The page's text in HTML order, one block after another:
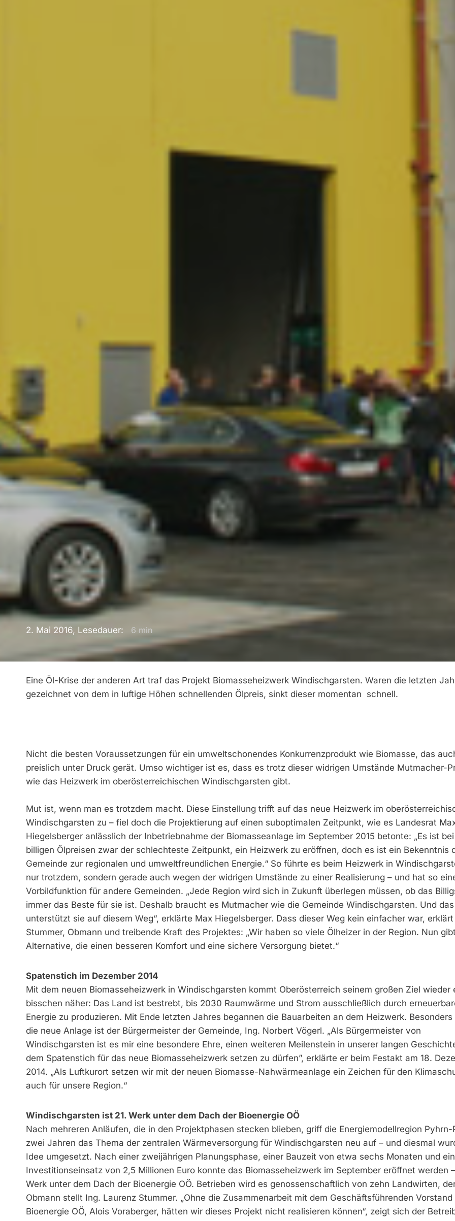
2. Mai 2016, Lesedauer: 6 min
Eine Öl-Krise der anderen Art traf das Projekt Biomasseheizwerk Windischgarsten. Waren die letzten
gezeichnet von dem in luftige Höhen schnellenden Ölpreis, sinkt dieser momentan schnell.
Nicht die besten Voraussetzungen für ein umweltschonendes Konkurrenzprodukt wie Biomasse, das
preislich unter Druck gerät. Umso wichtiger ist es, dass es trotz dieser widrigen Umstände Mutmacher-
wie das Heizwerk im oberösterreichischen Windischgarsten gibt.
Mut ist, wenn man es trotzdem macht. Diese Einstellung trifft auf das neue Heizwerk im
Windischgarsten zu – fiel doch die Projektierung auf einen suboptimalen Zeitpunkt, wie es Landesrat
Hiegelsberger anlässlich der Inbetriebnahme der Biomasseanlage im September 2015 betonte: „Es ist
billigen Ölpreisen zwar der schlechteste Zeitpunkt, ein Heizwerk zu eröffnen, doch es ist ein Bekenntnis
Gemeinde zur regionalen und umweltfreundlichen Energie.“ So führte es beim Heizwerk in
nur trotzdem, sondern gerade auch wegen der widrigen Umstände zu einer Realisierung – und hat so
Vorbildfunktion für andere Gemeinden. „Jede Region wird sich in Zukunft überlegen müssen, ob das
immer das Beste für sie ist. Deshalb braucht es Mutmacher wie die Gemeinde Windischgarsten. Und
unterstützt sie auf diesem Weg“, erklärte Max Hiegelsberger. Dass dieser Weg kein einfacher war,
Stummer, Obmann und treibende Kraft des Projektes: „Wir haben so viele Ölheizer in der Region. Nun
Alternative, die einen besseren Komfort und eine sichere Versorgung bietet.“
Spatenstich im Dezember 2014
Mit dem neuen Biomasseheizwerk in Windischgarsten kommt Oberösterreich seinem großen Ziel wieder
bisschen näher: Das Land ist bestrebt, bis 2030 Raumwärme und Strom ausschließlich durch
Energie zu produzieren. Mit Ende letzten Jahres begannen die Bauarbeiten an dem Heizwerk.
die neue Anlage ist der Bürgermeister der Gemeinde, Ing. Norbert Vögerl. „Als Bürger­meister von
Windischgarsten ist es mir eine besondere Ehre, einen weiteren Meilenstein in unserer langen
dem Spatenstich für das neue Biomasseheizwerk setzen zu dürfen”, erklärte er beim Festakt am 18.
2014. „Als Luftkurort setzen wir mit der neuen Biomasse-Nahwärmeanlage ein Zeichen für den
auch für unsere Region.“
Windischgarsten ist 21. Werk unter dem Dach der Bioenergie OÖ
Nach mehreren Anläufen, die in den Projektphasen stecken blieben, griff die Energiemodellregion Pyhrn-
zwei Jahren das Thema der zentralen Wärmeversorgung für Windischgarsten neu auf – und diesmal
Idee umgesetzt. Nach einer zweijährigen Planungsphase, einer Bauzeit von etwa sechs Monaten und
Investitionseinsatz von 2,5 Millionen Euro konnte das Biomasseheizwerk im September eröffnet werden
Werk unter dem Dach der Bioenergie OÖ. Betrieben wird es genossenschaftlich von zehn Landwirten,
Obmann stellt Ing. Laurenz Stummer. „Ohne die Zusammenarbeit mit dem Geschäftsführenden Vorstand
Bioenergie OÖ, Alois Voraberger, hätten wir dieses Projekt nicht realisieren können“, zeigt sich der